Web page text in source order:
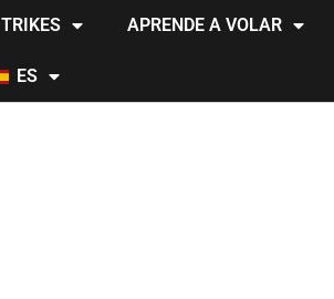
TRIKES APRENDE A VOLAR
ES